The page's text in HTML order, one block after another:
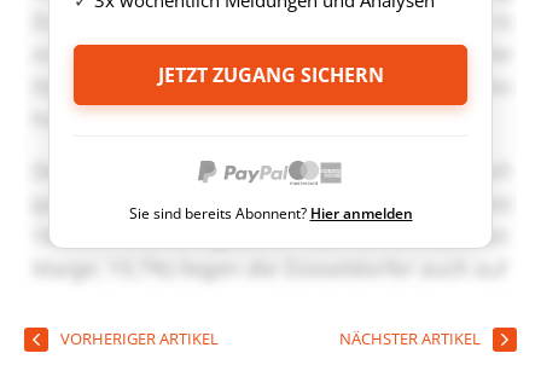
JETZT ZUGANG SICHERN
Sie sind bereits Abonnent? Hier anmelden
VORHERIGER ARTIKEL NÄCHSTER ARTIKEL